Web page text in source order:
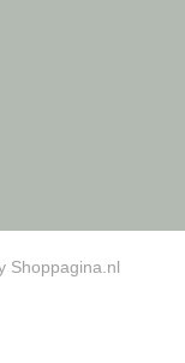
Shoppagina.nl